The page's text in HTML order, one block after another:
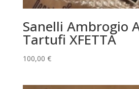
Sanelli Ambrogio
Tartufi XFETTA
100,00 €